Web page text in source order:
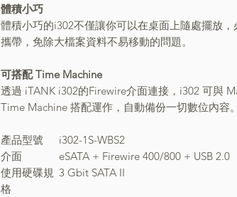
體積小巧
體積小巧的i302不僅讓你可以在桌面上隨處擺放
攜帶，免除大檔案資料不易移動的問題。
可搭配 Time Machine
透過 iTANK i302的Firewire介面連接，i302 可與
Time Machine 搭配運作，自動備份一切數位內容。
產品型號
i302-1S-WBS2
介面
eSATA + Firewire 400/800 + USB 2.0
使用硬碟規
格
3 Gbit SATA II